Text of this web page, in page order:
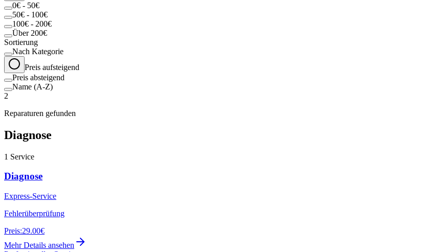
0€ - 50€
50€ - 100€
100€ - 200€
Über 200€
Sortierung
Nach Kategorie
Preis aufsteigend
Preis absteigend
Name (A-Z)
2
Reparaturen gefunden
Diagnose
1 Service
Diagnose
Express-Service
Fehlerüberprüfung
Preis:29.00€
Mehr Details ansehen